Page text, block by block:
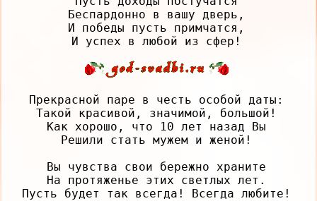
Беспардонно в вашу дверь,
И победы пусть примчатся,
Прекрасной паре в честь особой даты:
Такой красивой, значимой, большой!
Как хорошо, что 10 лет назад Вы
Решили стать мужем и женой!
Вы чувства свои бережно храните
На протяженье этих светлых лет.
Пусть будет так всегда! Всегда любите!